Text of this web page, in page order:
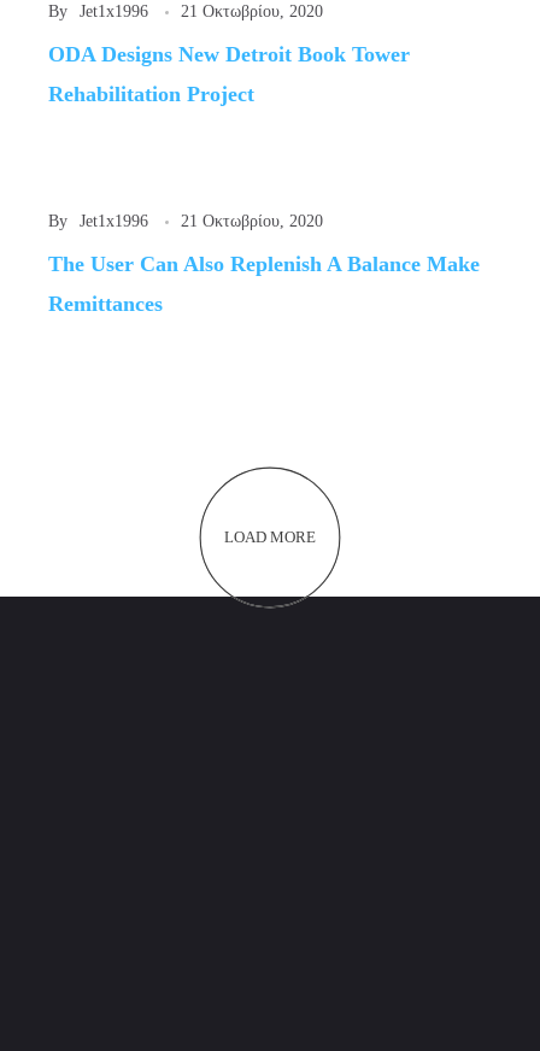
ODA Designs New Detroit Book Tower
Rehabilitation Project
21 Οκτωβρίου, 2020
By Jet1x1996
The User Can Also Replenish A Balance Make
Remittances
21 Οκτωβρίου, 2020
By Jet1x1996
LOAD MORE